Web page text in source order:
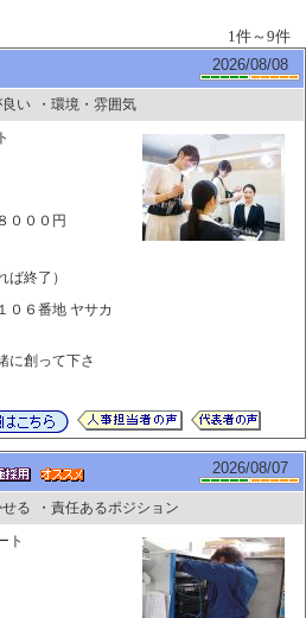
1件～9件
2026/08/08
良い
・環境・雰囲気
０００円
ば終了）
０６番地 ヤサカ
に創って下さ
2026/08/07
せる
・責任あるポジション
ト